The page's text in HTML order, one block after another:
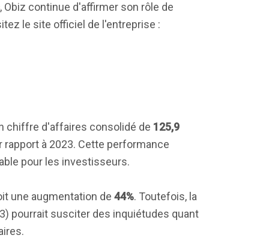
, Obiz continue d'affirmer son rôle de
le site officiel de l'entreprise :
chiffre d'affaires consolidé de 125,9
rapport à 2023. Cette performance
pour les investisseurs.
une augmentation de 44%. Toutefois, la
pourrait susciter des inquiétudes quant